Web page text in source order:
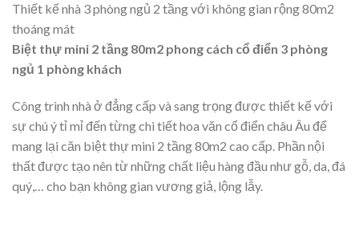
hầu hết mọi người khi thiết kế một ngôi nhà. Việc sử dụng
các cửa sổ lớn, cửa ra vào và một hệ thống thông gió hiệu
quả để tạo ra không khí trong lành là điều quan trọng khi thiết
kế những căn nhà nhỏ như mẫu kiến trúc 2 tầng 80m2.
Thiết kế nhà 3 phòng ngủ 2 tầng với không gian rộng 80m2
thoáng mát
Biệt thự mini 2 tầng 80m2 phong cách cổ điển 3 phòng